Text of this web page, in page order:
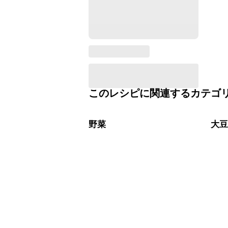
このレシピに関連するカテゴ
野菜 大